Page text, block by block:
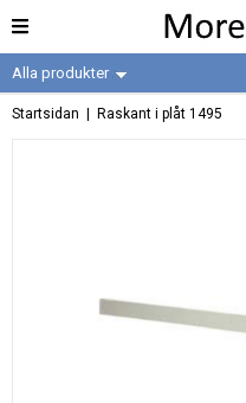
Alla produkter
Startsidan | Raskant i plåt 1495